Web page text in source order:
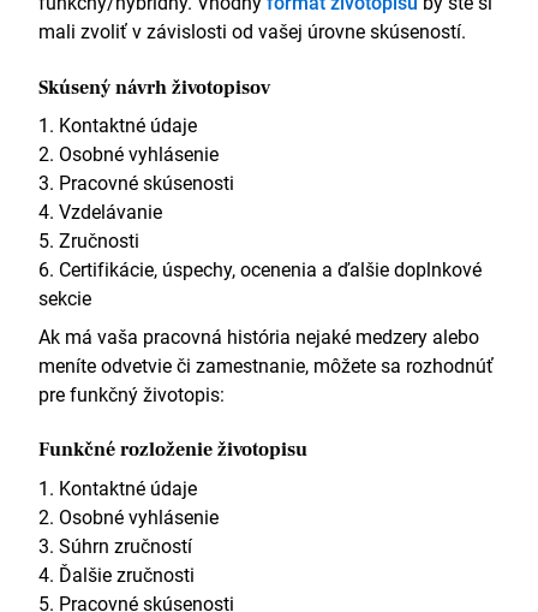
3x pochvala od vývojového tímu za presnú
dokumentáciu problémov, ktorá im umožnila odoslať
Poskytol som pomoc 40 technikom T1 s ich
lístkami.
Zaškolil som 11 nových technických pracovníkov
T1 v oblasti firemných politík a procesov.
Technik IT podpory (1. úroveň)
ezSoftvér
2016 – 2017
Spracovávam viac ako 150 lístkov T1 týždenne.
98% miera spokojnosti zákazníkov.
1x Zamestnanec mesiaca za okamžité nájdenie
vývojovému tímu.
Vzdelávanie
Bakalársky titul v odbore informatika (2.1)
Univerzita v Northamptone
mali zvoliť v závislosti od vašej úrovne skúseností.
Skúsený návrh životopisov
Kontaktné údaje
Osobné vyhlásenie
Pracovné skúsenosti
Vzdelávanie
Zručnosti
Certifikácie, úspechy, ocenenia a ďalšie doplnkové
sekcie
Ak má vaša pracovná história nejaké medzery alebo
meníte odvetvie či zamestnanie, môžete sa rozhodnúť
pre funkčný životopis:
Funkčné rozloženie životopisu
Kontaktné údaje
Osobné vyhlásenie
Súhrn zručností
Ďalšie zručnosti
Pracovné skúsenosti